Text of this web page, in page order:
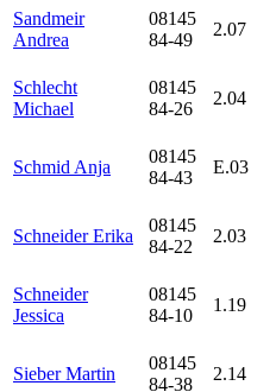
Sandmeir
Andrea
08145
84-49
2.07
Schlecht
Michael
08145
84-26
2.04
Schmid Anja
08145
84-43
E.03
Schneider Erika
08145
84-22
2.03
Schneider
Jessica
08145
84-10
1.19
Sieber Martin
08145
84-38
2.14